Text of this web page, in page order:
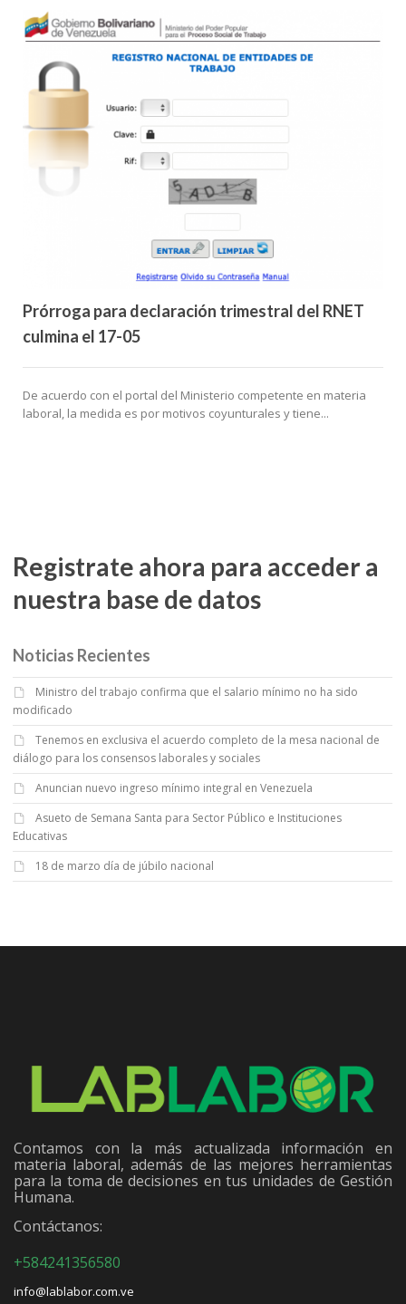
Prórroga para declaración trimestral del RNET
culmina el 17-05
De acuerdo con el portal del Ministerio competente en materia
laboral, la medida es por motivos coyunturales y tiene...
Registrate ahora para acceder a
nuestra base de datos
Noticias Recientes
Ministro del trabajo confirma que el salario mínimo no ha sido
modificado
Tenemos en exclusiva el acuerdo completo de la mesa nacional de
diálogo para los consensos laborales y sociales
Anuncian nuevo ingreso mínimo integral en Venezuela
Asueto de Semana Santa para Sector Público e Instituciones
Educativas
18 de marzo día de júbilo nacional
Contamos con la más actualizada información en
materia laboral, además de las mejores herramientas
para la toma de decisiones en tus unidades de Gestión
Humana.
Contáctanos:
+584241356580
info@lablabor.com.ve